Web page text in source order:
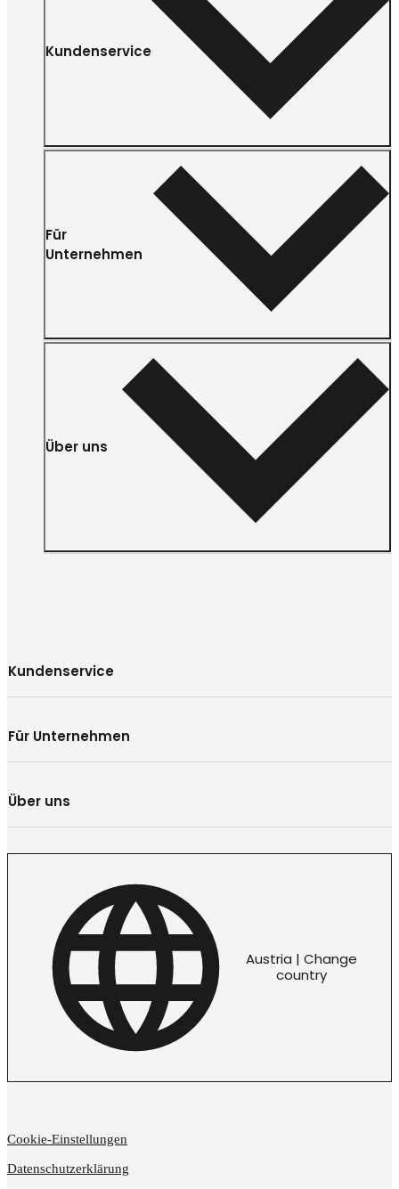
Kundenservice
Für
Unternehmen
Über uns
Kundenservice
Für Unternehmen
Über uns
Austria | Change
country
Cookie-Einstellungen
Datenschutzerklärung